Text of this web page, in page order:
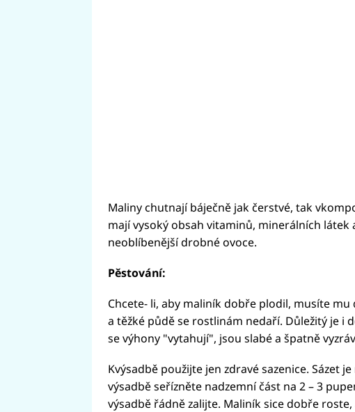
Maliny chutnají báječně jak čerstvé, tak
mají vysoký obsah vitaminů, minerálních látek
neoblíbenější drobné ovoce.
Pěstování:
Chcete- li, aby maliník dobře plodil, musíte
a těžké půdě se rostlinám nedaří. Důležitý je i
se výhony "vytahují", jsou slabé a špatně
Kvýsadbě použijte jen zdravé sazenice. Sázet
výsadbě seřízněte nadzemní část na 2 – 3
výsadbě řádně zalijte. Maliník sice dobře